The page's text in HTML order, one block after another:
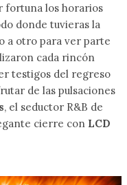
fortuna los horarios
donde tuvieras la
a otro para ver parte
cada rincón
testigos del regreso
de las pulsaciones
, el seductor R&B de
cierre con LCD